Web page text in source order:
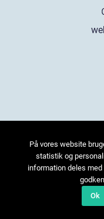
På vores website
statistik og
information deles
Ok